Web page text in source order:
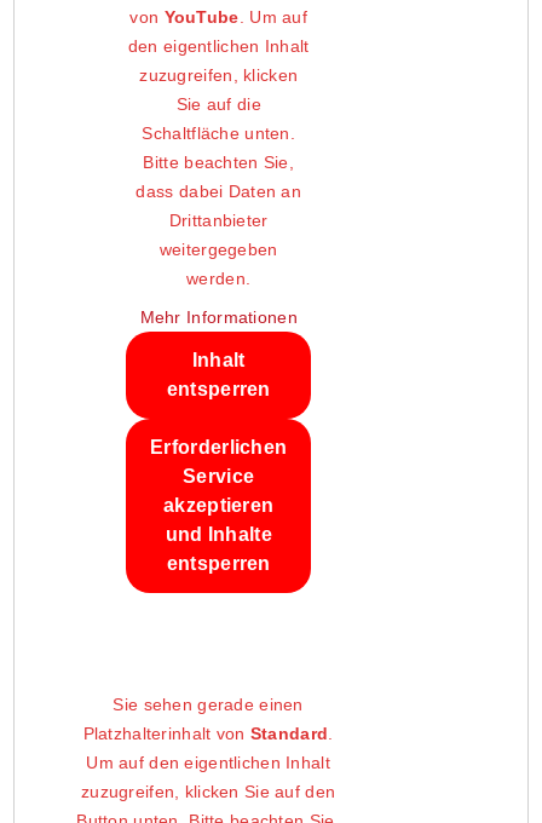
von YouTube. Um auf
den eigentlichen Inhalt
zuzugreifen, klicken
Sie auf die
Schaltfläche unten.
Bitte beachten Sie,
dass dabei Daten an
Drittanbieter
weitergegeben
werden.
Mehr Informationen
Inhalt
entsperren
Erforderlichen
Service
akzeptieren
und Inhalte
entsperren
Sie sehen gerade einen
Platzhalterinhalt von Standard.
Um auf den eigentlichen Inhalt
zuzugreifen, klicken Sie auf den